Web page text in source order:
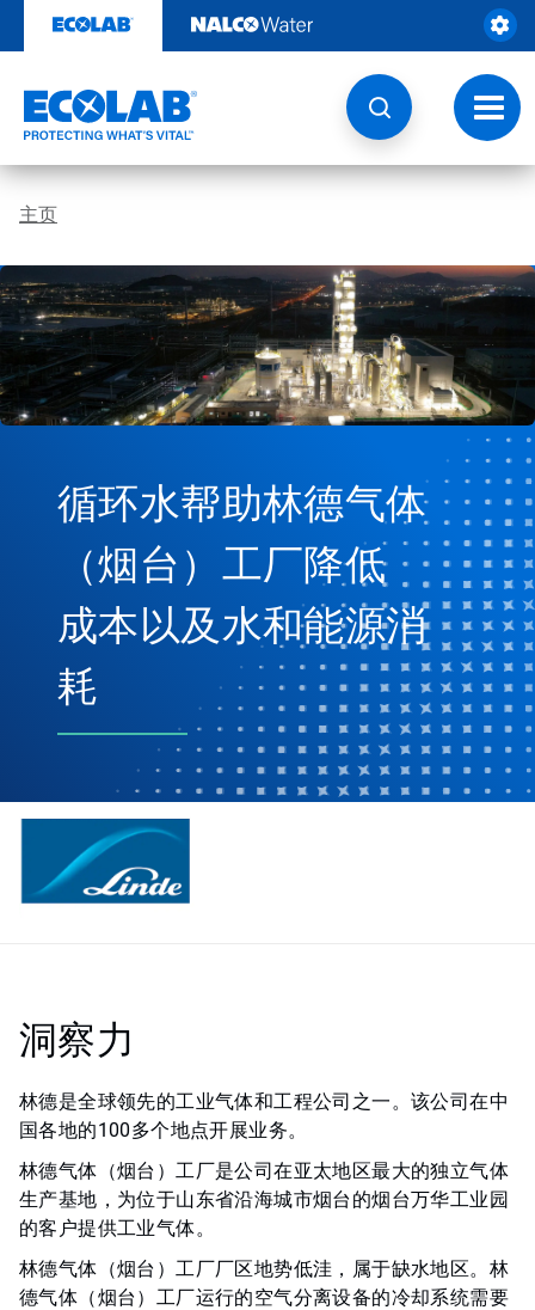
至
切
换
导
航
主页
循环水帮助林德气体
（烟台）工厂降低
成本以及水和能源消
耗
洞察力
林德是全球领先的工业气体和工程公司之一。该公司在中
国各地的100多个地点开展业务。
林德气体（烟台）工厂是公司在亚太地区最大的独立气体
生产基地，为位于山东省沿海城市烟台的烟台万华工业园
的客户提供工业气体。
林德气体（烟台）工厂厂区地势低洼，属于缺水地区。林
德气体（烟台）工厂运行的空气分离设备的冷却系统需要